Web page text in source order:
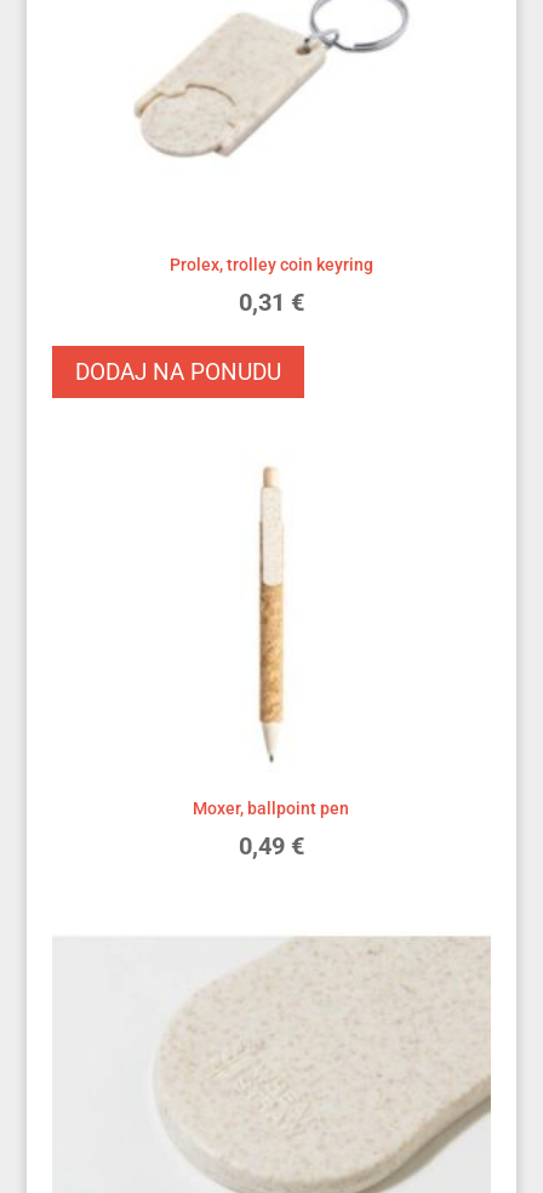
Prolex, trolley coin keyring
0,31 €
DODAJ NA PONUDU
Moxer, ballpoint pen
0,49 €